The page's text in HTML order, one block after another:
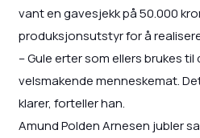
vant en gavesjekk på 50.000
produksjonsutstyr for å
– Gule erter som ellers brukes
velsmakende menneskemat.
klarer, forteller han.
Amund Polden Arnesen jubler